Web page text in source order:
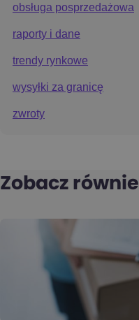
obsługa posprzedażowa
raporty i dane
trendy rynkowe
wysyłki za granicę
zwroty
Zobacz